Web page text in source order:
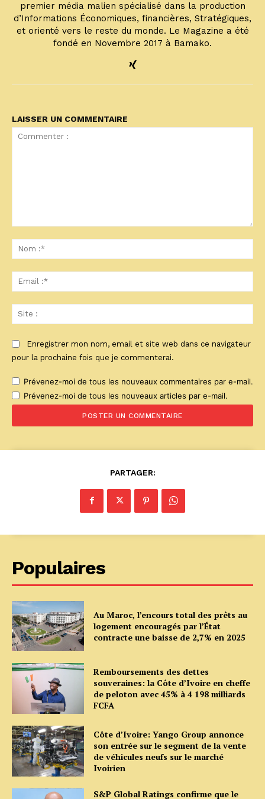
premier média malien spécialisé dans la production
d’Informations Économiques, financières, Stratégiques,
et orienté vers le reste du monde. Le Magazine a été
fondé en Novembre 2017 à Bamako.
LAISSER UN COMMENTAIRE
:*
:*
:
Enregistrer mon nom, email et site web dans ce navigateur
pour la prochaine fois que je commenterai.
Prévenez-moi de tous les nouveaux commentaires par e-mail.
Prévenez-moi de tous les nouveaux articles par e-mail.
PARTAGER:
Populaires
Au Maroc, l’encours total des prêts au
logement encouragés par l’État
contracte une baisse de 2,7% en 2025
Remboursements des dettes
souveraines: la Côte d’Ivoire en cheffe
de peloton avec 45% à 4 198 milliards
FCFA
Côte d’Ivoire: Yango Group annonce
son entrée sur le segment de la vente
de véhicules neufs sur le marché
Ivoirien
S&P Global Ratings confirme que le